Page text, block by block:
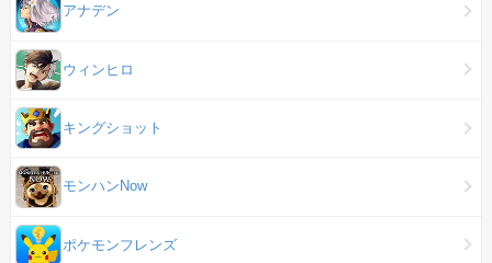
アナデン
ウィンヒロ
キングショット
モンハンNow
ポケモンフレンズ